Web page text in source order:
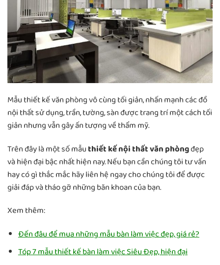
Mẫu thiết kế văn phòng vô cùng tối giản, nhấn mạnh các đồ
nội thất sử dụng, trần, tường, sàn được trang trí một cách tối
giản nhưng vẫn gây ấn tượng về thẩm mỹ.
Trên đây là một số mẫuthiết kế nội thất văn phòngđẹp
và hiện đại bậc nhất hiện nay. Nếu bạn cần chúng tôi tư vấn
hay có gì thắc mắc hãy liên hệ ngay cho chúng tôi để được
giải đáp và tháo gỡ những băn khoan của bạn.
Xem thêm:
Đến đâu để mua những mẫu bàn làm việc đẹp, giá rẻ?
Tóp 7 mẫu thiết kế bàn làm việc Siêu Đẹp, hiện đại